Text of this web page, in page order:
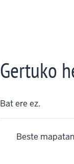
Gertuko
Bat ere ez.
Beste